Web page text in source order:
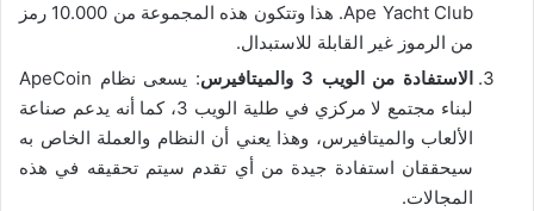
Ape Yacht Club. هذا وتتكون هذه المجموعة من 10.000 رمز
من الرموز غير القابلة للاستبدال.
الاستفادة من الويب 3 والميتافيرس
: يسعى نظام ApeCoin
لبناء مجتمع لا مركزي في طلية الويب 3، كما أنه يدعم صناعة
الألعاب والميتافيرس، وهذا يعني أن النظام والعملة الخاص به
سيحققان استفادة جيدة من أي تقدم سيتم تحقيقه في هذه
المجالات.